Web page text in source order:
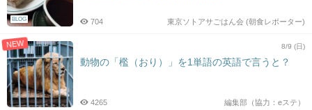
BLOG 東京ソトアサごはん会 (朝食レポーター)
704
NEW 8/9 (日)
動物の「檻（おり）」を1単語の英語で言うと？
編集部（協力：eステ）
4265